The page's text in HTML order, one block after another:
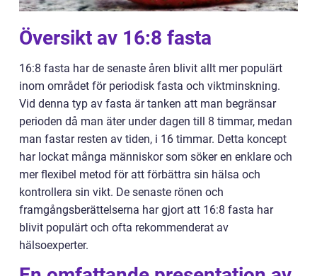
Översikt av 16:8 fasta
16:8 fasta har de senaste åren blivit allt mer populärt
inom området för periodisk fasta och viktminskning.
Vid denna typ av fasta är tanken att man begränsar
perioden då man äter under dagen till 8 timmar, medan
man fastar resten av tiden, i 16 timmar. Detta koncept
har lockat många människor som söker en enklare och
mer flexibel metod för att förbättra sin hälsa och
kontrollera sin vikt. De senaste rönen och
framgångsberättelserna har gjort att 16:8 fasta har
blivit populärt och ofta rekommenderat av
hälsoexperter.